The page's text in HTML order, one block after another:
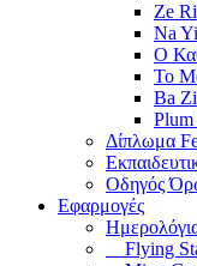
Ze
Na
Ο
Το
Ba
Δίπλωμα
Οδηγός
Εφαρμογές
Flying